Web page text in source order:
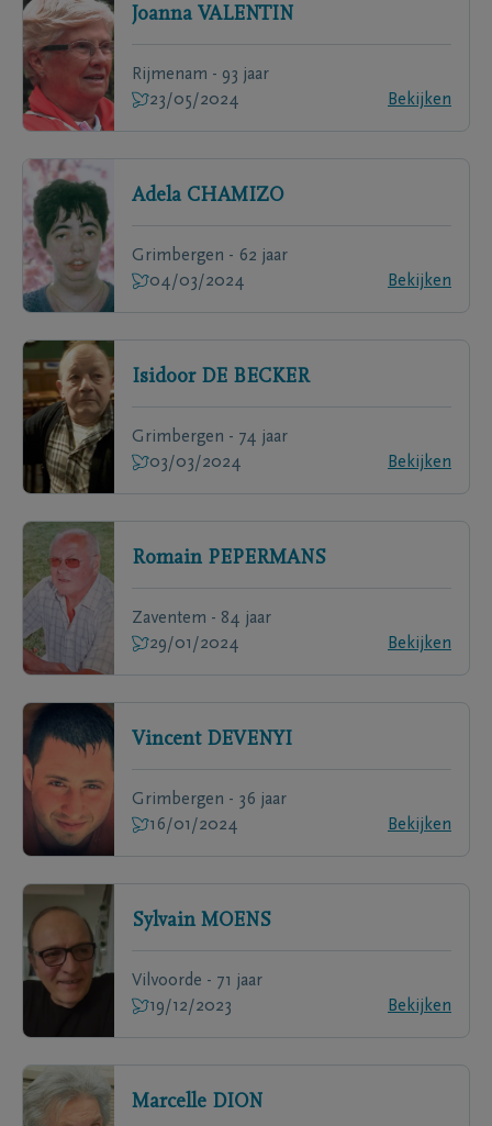
Joanna VALENTIN
Rijmenam - 93 jaar
23/05/2024
Bekijken
Adela CHAMIZO
Grimbergen - 62 jaar
04/03/2024
Bekijken
Isidoor DE BECKER
Grimbergen - 74 jaar
03/03/2024
Bekijken
Romain PEPERMANS
Zaventem - 84 jaar
29/01/2024
Bekijken
Vincent DEVENYI
Grimbergen - 36 jaar
16/01/2024
Bekijken
Sylvain MOENS
Vilvoorde - 71 jaar
19/12/2023
Bekijken
Marcelle DION